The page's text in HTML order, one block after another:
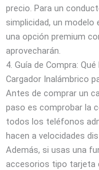
precio. Para un
simplicidad, un modelo
una opción premium
aprovecharán.
4. Guía de Compra:
Cargador Inalámbrico
Antes de comprar un
paso es comprobar la
todos los teléfonos
hacen a velocidades
Además, si usas una
accesorios tipo tarjeta